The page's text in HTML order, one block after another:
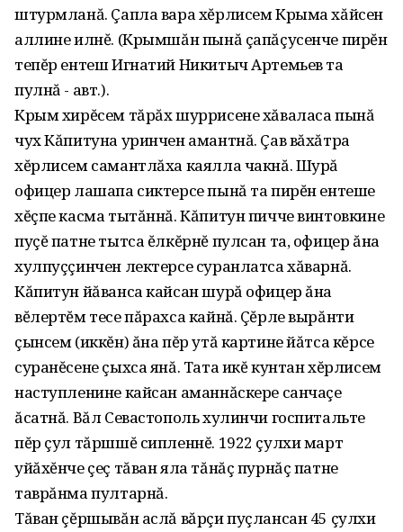
штурмланă. Çапла вара хĕрлисем Крыма хăйсен
аллине илнĕ. (Крымшăн пынă çапăçусенче пирĕн
тепĕр ентеш Игнатий Никитыч Артемьев та
пулнă - авт.).
Крым хирĕсем тăрăх шуррисене хăваласа пынă
чух Кăпитуна уринчен амантнă. Çав вăхăтра
хĕрлисем самантлăха каялла чакнă. Шурă
офицер лашапа сиктерсе пынă та пирĕн ентеше
хĕçпе касма тытăннă. Кăпитун пичче винтовкине
пуçĕ патне тытса ĕлкĕрнĕ пулсан та, офицер ăна
хулпуççинчен лектерсе суранлатса хăварнă.
Кăпитун йăванса кайсан шурă офицер ăна
вĕлертĕм тесе пăрахса кайнă. Çĕрле вырăнти
çынсем (иккĕн) ăна пĕр утă картине йăтса кĕрсе
суранĕсене çыхса янă. Тата икĕ кунтан хĕрлисем
наступленине кайсан аманнăскере санчаçе
ăсатнă. Вăл Севастополь хулинчи госпитальте
пĕр çул тăршшĕ сипленнĕ. 1922 çулхи март
уйăхĕнче çеç тăван яла тăнăç пурнăç патне
таврăнма пултарнă.
Тăван çĕршывăн аслă вăрçи пуçлансан 45 çулхи